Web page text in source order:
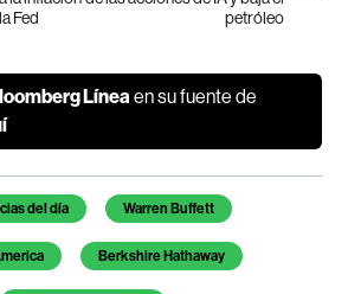
Fed
petróleo
Líneaen su fuente de
del día Warren Buffett
Berkshire Hathaway